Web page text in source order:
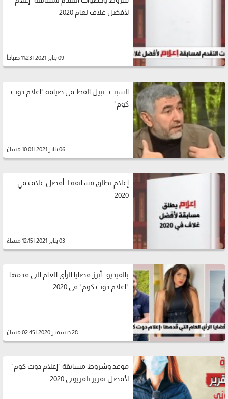
لأفضل غلاف لعام 2020
09 يناير 2021 | 11:23 صباحاً
السبت.. نبيل القط في ضيافة "إعلام دوت
كوم"
06 يناير 2021 | 10:01 مساءً
إعلام يطلق مسابقة لـ أفضل غلاف في
2020
03 يناير 2021 | 12:15 مساءً
بالفيديو.. أبرز قضايا الرأي العام التي قدمها
"إعلام دوت كوم" في 2020
28 ديسمبر 2020 | 02:45 مساءً
موعد وشروط مسابقة "إعلام دوت كوم"
لأفضل تقرير تلفزيوني 2020